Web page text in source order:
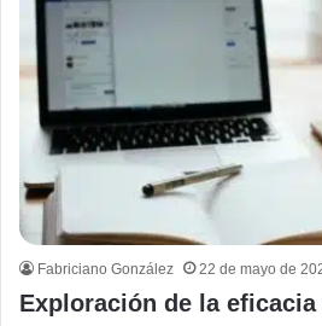
Fabriciano González 22 de mayo de
Exploración de la